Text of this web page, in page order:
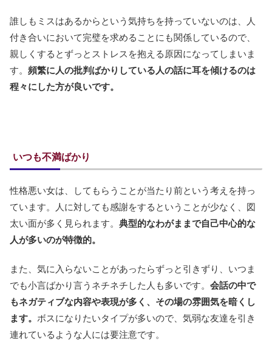
誰しもミスはあるからという気持ちを持っていないのは、人
付き合いにおいて完璧を求めることにも関係しているので、
親しくするとずっとストレスを抱える原因になってしまいま
す。 頻繁に人の批判ばかりしている人の話に耳を傾けるのは
程々にした方が良いです。
いつも不満ばかり
性格悪い女は、してもらうことが当たり前という考えを持っ
ています。人に対しても感謝をするということが少なく、図
太い面が多く見られます。 典型的なわがままで自己中心的な
人が多いのが特徴的。
また、気に入らないことがあったらずっと引きずり、いつま
でも小言ばかり言うネチネチした人も多いです。 会話の中で
もネガティブな内容や表現が多く、その場の雰囲気を暗くし
ます。 ボスになりたいタイプが多いので、気弱な友達を引き
連れているような人には要注意です。